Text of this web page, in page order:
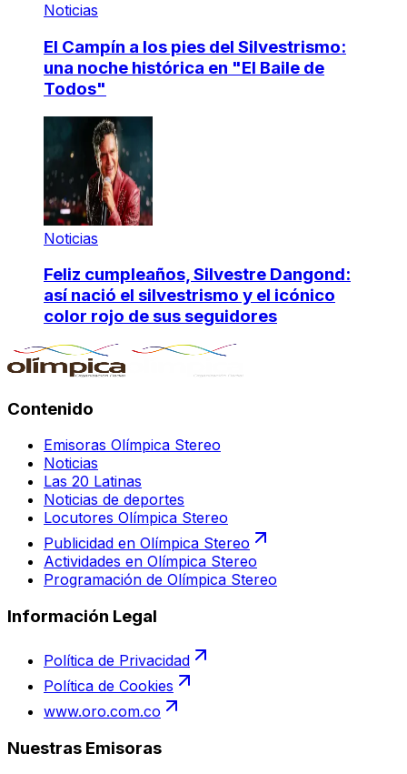
Noticias
El Campín a los pies del Silvestrismo:
una noche histórica en "El Baile de
Todos"
Noticias
Feliz cumpleaños, Silvestre Dangond:
así nació el silvestrismo y el icónico
color rojo de sus seguidores
Contenido
Emisoras Olímpica Stereo
Noticias
Las 20 Latinas
Noticias de deportes
Locutores Olímpica Stereo
Publicidad en Olímpica Stereo
Actividades en Olímpica Stereo
Programación de Olímpica Stereo
Información Legal
Política de Privacidad
Política de Cookies
www.oro.com.co
Nuestras Emisoras